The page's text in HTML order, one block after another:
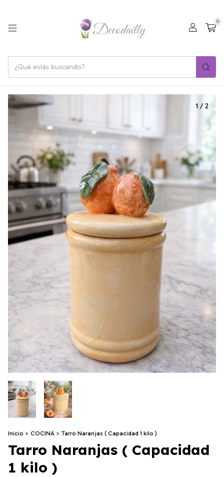
0
1 /2
Inicio > COCINA > Tarro Naranjas ( Capacidad 1 kilo )
Tarro Naranjas ( Capacidad
1 kilo )